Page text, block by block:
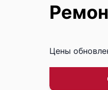
Цены